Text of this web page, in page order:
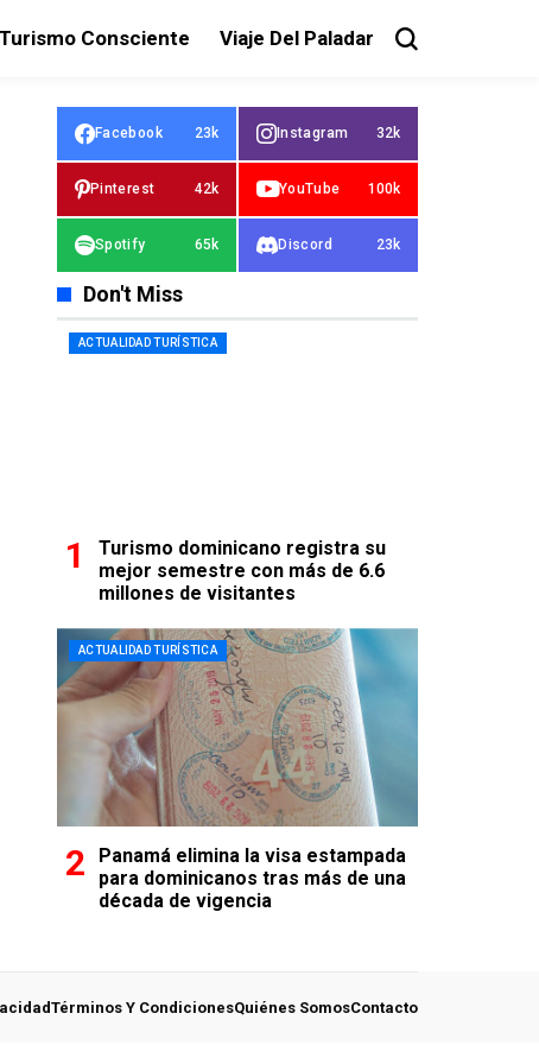
Turismo Consciente Viaje Del Paladar
Facebook 23k Instagram 32k
Pinterest 42k YouTube 100k
Spotify 65k Discord 23k
Don't Miss
ACTUALIDAD TURÍSTICA
Turismo dominicano registra su
mejor semestre con más de 6.6
millones de visitantes
ACTUALIDAD TURÍSTICA
Panamá elimina la visa estampada
para dominicanos tras más de una
década de vigencia
Términos Y CondicionesQuiénes SomosContacto